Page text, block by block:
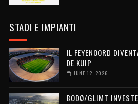
STADI E IMPIANTI
IL FEYENOORD
DE KUIP
JUNE 12, 2026
BODØ/GLIMT